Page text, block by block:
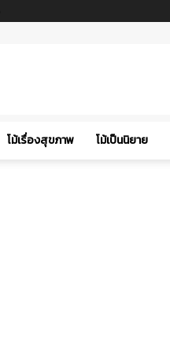
โม้เรื่องสุขภาพ โม้เป็นนิยาย